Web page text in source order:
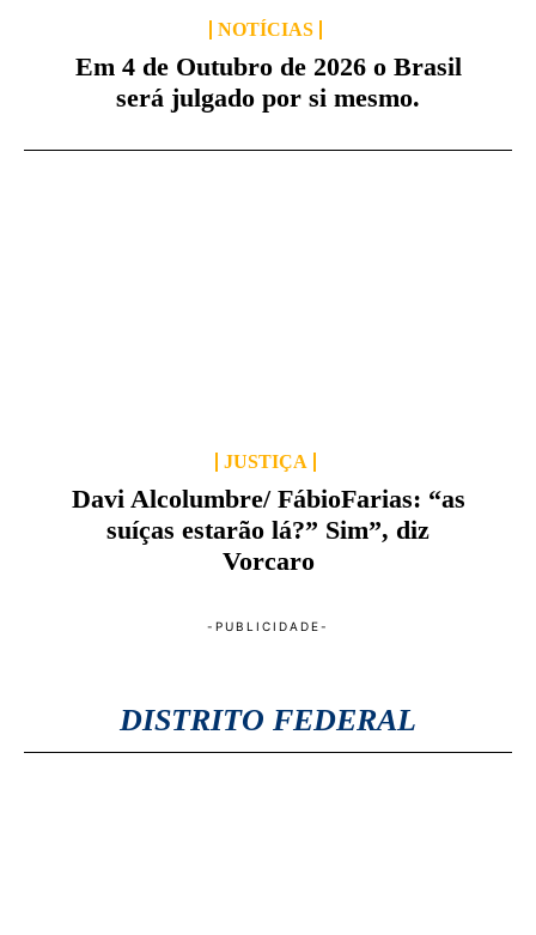
NOTÍCIAS
Em 4 de Outubro de 2026 o Brasil
será julgado por si mesmo.
JUSTIÇA
Davi Alcolumbre/ FábioFarias: “as
suíças estarão lá?” Sim”, diz
Vorcaro
DISTRITO FEDERAL